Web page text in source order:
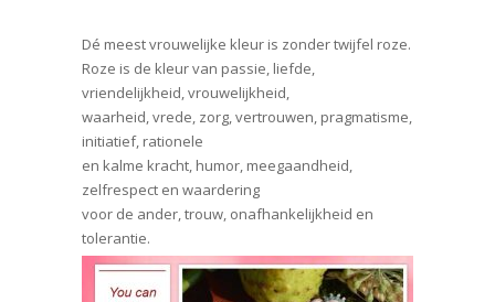
Dé meest vrouwelijke kleur is zonder twijfel roze.
Roze is de kleur van passie, liefde,
vriendelijkheid, vrouwelijkheid,
waarheid, vrede, zorg, vertrouwen, pragmatisme,
initiatief, rationele
en kalme kracht, humor, meegaandheid,
zelfrespect en waardering
voor de ander, trouw, onafhankelijkheid en
tolerantie.